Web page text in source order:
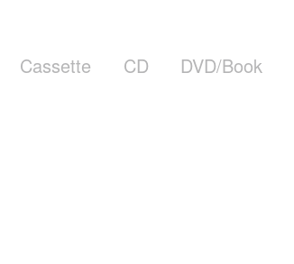
Cassette CD DVD/Book